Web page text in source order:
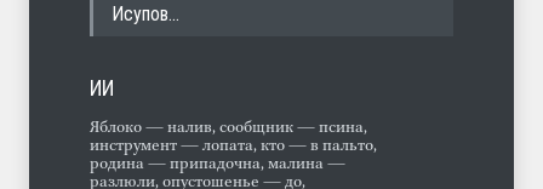
Исупов…
ИИ
Яблоко — налив, сообщник — псина,
инструмент — лопата, кто — в пальто,
родина — припадочна, малина —
разлюли, опустошенье — до,